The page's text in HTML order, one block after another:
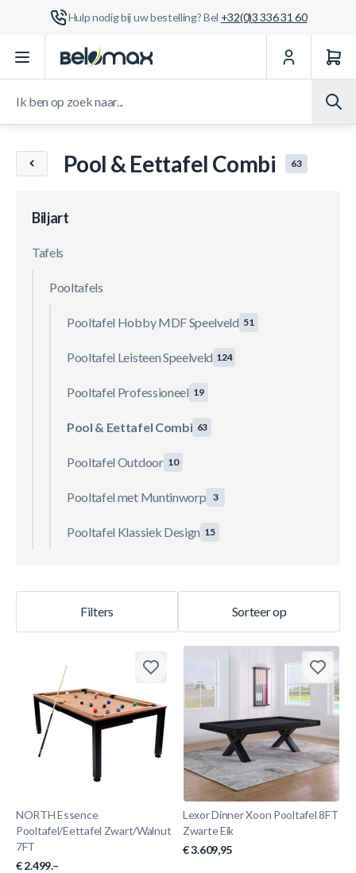
Hulp nodig bij uw bestelling? Bel +32(0)3 336 31 60
Ga naar de inhoud
Pool & Eettafel Combi 63
Biljart
Tafels
Pooltafels
Pooltafel Hobby MDF Speelveld 51
Pooltafel Leisteen Speelveld 124
Pooltafel Professioneel 19
Pool & Eettafel Combi 63
Pooltafel Outdoor 10
Pooltafel met Muntinworp 3
Pooltafel Klassiek Design 15
Sorteer op
Filters
NORTH Essence
Pooltafel/Eettafel Zwart/Walnut
7FT
€ 2.499.–
Lexor Dinner Xoon Pooltafel 8FT
Zwarte Eik
€ 3.609,95